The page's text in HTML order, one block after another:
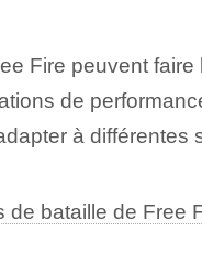
Fire⁣ peuvent
de
à différentes
de bataille de Free